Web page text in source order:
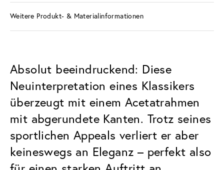
Weitere Produkt- & Materialinformationen
Absolut beeindruckend: Diese
Neuinterpretation eines Klassikers
überzeugt mit einem Acetatrahmen
mit abgerundete Kanten. Trotz seines
sportlichen Appeals verliert er aber
keineswegs an Eleganz – perfekt also